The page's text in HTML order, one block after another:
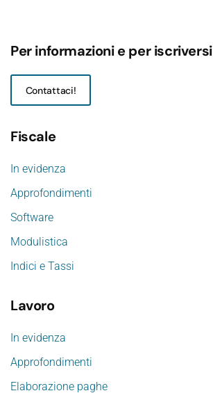
Per informazioni e per iscriversi
Contattaci!
Fiscale
In evidenza
Approfondimenti
Software
Modulistica
Indici e Tassi
Lavoro
In evidenza
Approfondimenti
Elaborazione paghe